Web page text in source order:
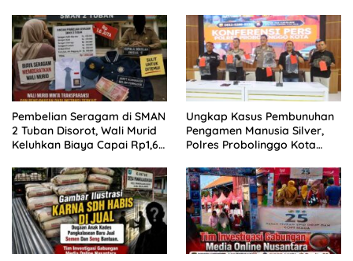
Tempuh Jalur Hukum
Pembelian Seragam di SMAN
2 Tuban Disorot, Wali Murid
Keluhkan Biaya Capai Rp1,6
Ungkap Kasus Pembunuhan
Pengamen Manusia Silver,
Polres Probolinggo Kota